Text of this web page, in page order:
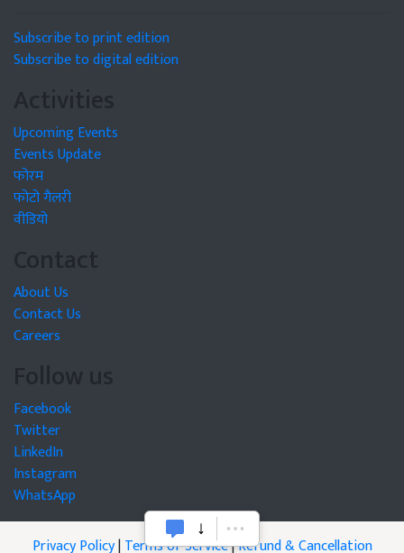
Subscribe to print edition
Subscribe to digital edition
Activities
Upcoming Events
Events Update
फोरम
फोटो गैलरी
वीडियो
Contact
About Us
Contact Us
Careers
Follow us
Facebook
Twitter
LinkedIn
Instagram
WhatsApp
Privacy Policy|Terms of Service|Refund & Cancellation